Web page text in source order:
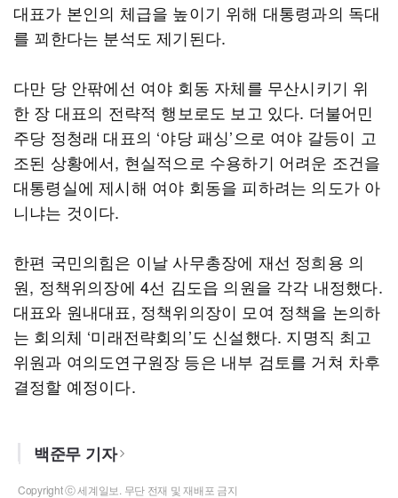
대표가 본인의 체급을 높이기 위해 대통령과의 독대
를 꾀한다는 분석도 제기된다.
다만 당 안팎에선 여야 회동 자체를 무산시키기 위
한 장 대표의 전략적 행보로도 보고 있다. 더불어민
주당 정청래 대표의 ‘야당 패싱’으로 여야 갈등이 고
조된 상황에서, 현실적으로 수용하기 어려운 조건을
대통령실에 제시해 여야 회동을 피하려는 의도가 아
니냐는 것이다.
한편 국민의힘은 이날 사무총장에 재선 정희용 의
원, 정책위의장에 4선 김도읍 의원을 각각 내정했다.
대표와 원내대표, 정책위의장이 모여 정책을 논의하
는 회의체 ‘미래전략회의’도 신설했다. 지명직 최고
위원과 여의도연구원장 등은 내부 검토를 거쳐 차후
결정할 예정이다.
백준무 기자
Copyright ⓒ 세계일보. 무단 전재 및 재배포 금지